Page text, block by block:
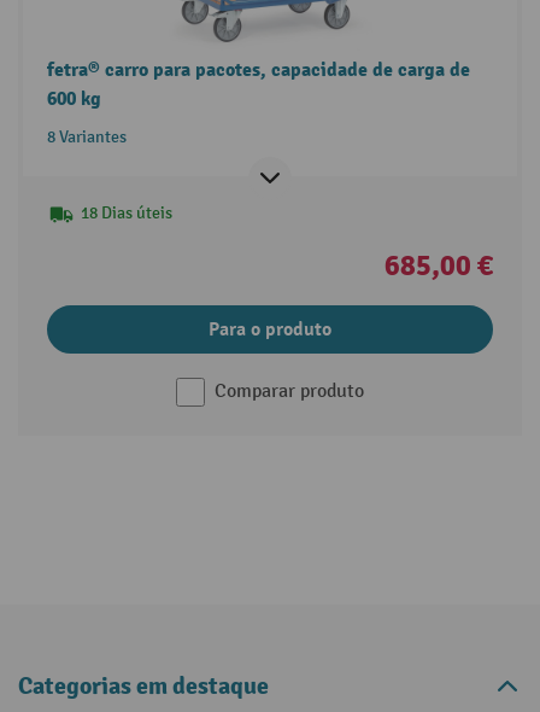
fetra® carro para pacotes, capacidade de carga de
600 kg
8 Variantes
18 Dias úteis
685,00 €
Para o produto
Comparar produto
Categorias em destaque